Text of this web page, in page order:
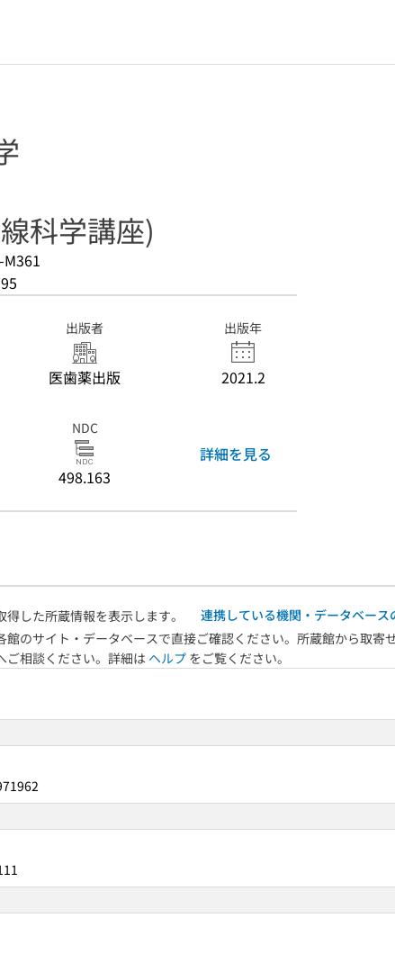
科学講座)
M361
出版者
医歯薬出版
出版年
2021.2
NDC
498.163
詳細を見る
した所蔵情報を表示します。
連携している機関・データベース
のサイト・データベースで直接ご確認ください。所蔵館から取寄
ご相談ください。詳細は ヘルプ をご覧ください。